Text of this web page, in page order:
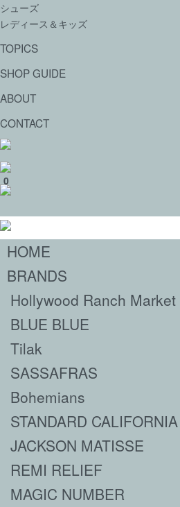
シューズ
レディース＆キッズ
TOPICS
SHOP GUIDE
ABOUT
CONTACT
0
HOME
BRANDS
Hollywood Ranch Market
BLUE BLUE
Tilak
SASSAFRAS
Bohemians
STANDARD CALIFORNIA
JACKSON MATISSE
REMI RELIEF
MAGIC NUMBER